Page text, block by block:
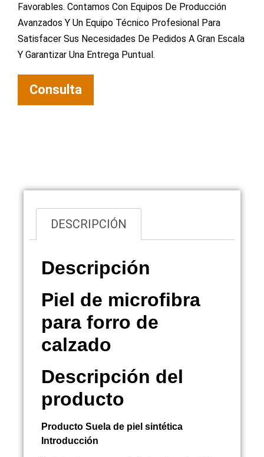
Favorables. Contamos Con Equipos De Producción
Avanzados Y Un Equipo Técnico Profesional Para
Satisfacer Sus Necesidades De Pedidos A Gran Escala
Y Garantizar Una Entrega Puntual.
Consulta
DESCRIPCIÓN
Descripción
Piel de microfibra
para forro de
calzado
Descripción del
producto
Producto Suela de piel sintética
Introducción